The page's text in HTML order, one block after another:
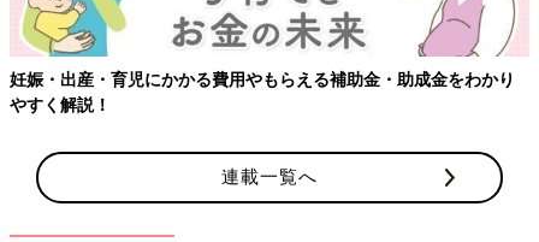
わかり 【ワクチン接種できるものも】妊婦の感染症対策、知っ
連載一覧へ